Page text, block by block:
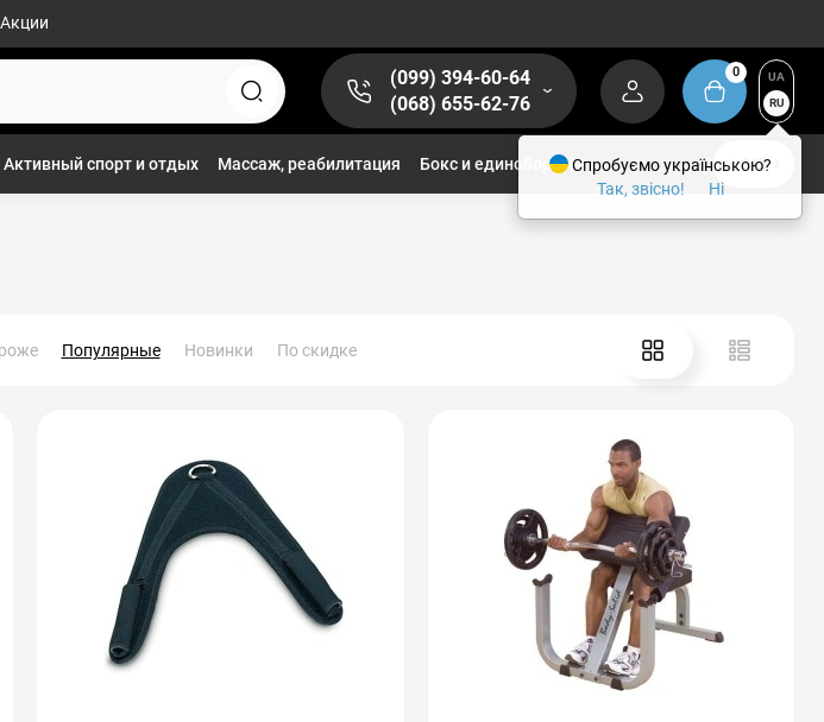
Акции
(099) 394-60-64
(068) 655-62-76
0
UA
RU
Активный спорт и отдых Массаж, реабилитация Бокс и единоборства 1/2
Популярные Новинки По скидке
Спробуємо українською?
Так, звісно!
Ні